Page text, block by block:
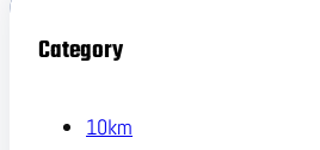
Category
10km